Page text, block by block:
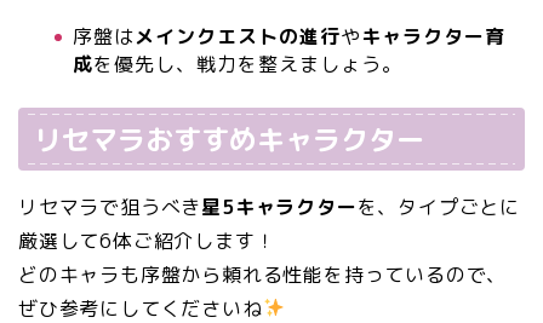
序盤はメインクエストの進行やキャラクター育
成を優先し、戦力を整えましょう。
リセマラおすすめキャラクター
リセマラで狙うべき星5キャラクターを、タイプごとに
厳選して6体ご紹介します！
どのキャラも序盤から頼れる性能を持っているので、
ぜひ参考にしてくださいね